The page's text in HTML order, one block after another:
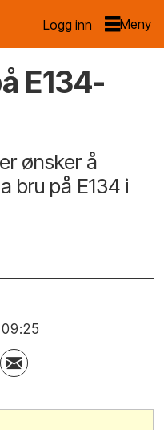
Logg inn
E134-
ønsker å
bru på E134 i
09:25